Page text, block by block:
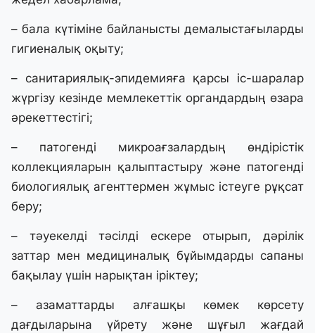
– бала күтіміне байланысты демалыстағыларды
гигиеналық оқыту;
– санитариялық-эпидемияға қарсы іс-шаралар
жүргізу кезінде мемлекеттік органдардың өзара
әрекеттестігі;
– патогенді микроағзалардың өндірістік
коллекцияларын қалыптастыру және патогенді
биологиялық агенттермен жұмыс істеуге рұқсат
беру;
– тәуекелді тәсілді ескере отырып, дәрілік
заттар мен медициналық бұйымдарды сапаны
бақылау үшін нарықтан іріктеу;
– азаматтарды алғашқы көмек көрсету
дағдыларына үйрету және шұғыл жағдай